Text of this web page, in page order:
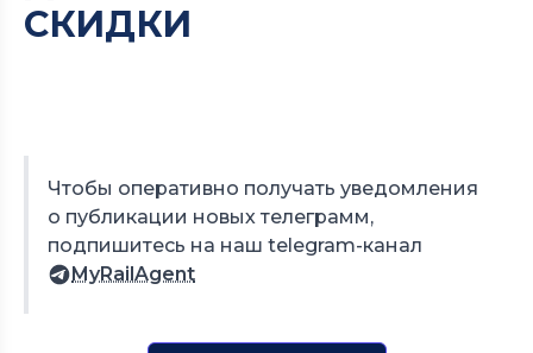
СКИДКИ
Чтобы оперативно получать уведомления
о публикации новых телеграмм,
подпишитесь на наш telegram-канал
MyRailAgent